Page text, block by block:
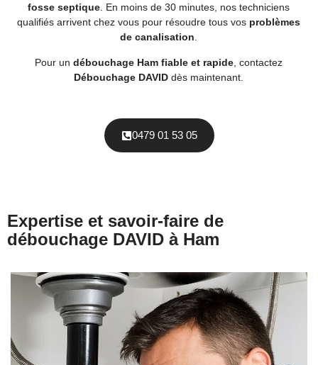
fosse septique. En moins de 30 minutes, nos techniciens
qualifiés arrivent chez vous pour résoudre tous vos problèmes
de canalisation.
Pour un débouchage Ham fiable et rapide, contactez
Débouchage DAVIDdès maintenant.
0479 01 53 05
Expertise et savoir-faire de
débouchage DAVID à Ham